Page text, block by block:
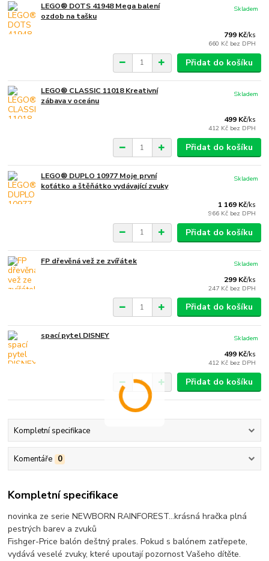
LEGO® DOTS 41948 Mega balení
ozdob na tašku
799 Kč/ks
660 Kč bez DPH
Skladem
Přidat do košíku
LEGO® CLASSIC 11018 Kreativní
zábava v oceánu
499 Kč/ks
412 Kč bez DPH
Skladem
Přidat do košíku
LEGO® DUPLO 10977 Moje první
koťátko a štěňátko vydávající zvuky
1 169 Kč/ks
966 Kč bez DPH
Skladem
Přidat do košíku
FP dřevěná vež ze zvířátek
299 Kč/ks
247 Kč bez DPH
Skladem
Přidat do košíku
spací pytel DISNEY
499 Kč/ks
412 Kč bez DPH
Skladem
Přidat do košíku
Kompletní specifikace
Komentáře 0
Kompletní specifikace
novinka ze serie NEWBORN RAINFOREST...krásná hračka plná
pestrých barev a zvuků
Fishger-Price balón deštný prales. Pokud s balónem zatřepete,
vydává veselé zvuky, které upoutají pozornost Vašeho dítěte.